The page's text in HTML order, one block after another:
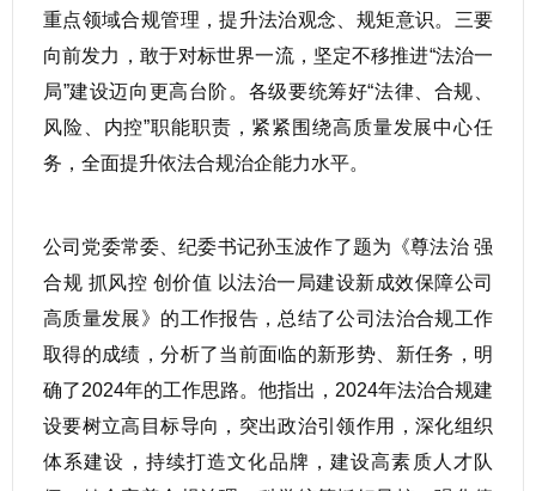
重点领域合规管理，提升法治观念、规矩意识。三要
向前发力，敢于对标世界一流，坚定不移推进“法治一
局”建设迈向更高台阶。各级要统筹好“法律、合规、
风险、内控”职能职责，紧紧围绕高质量发展中心任
务，全面提升依法合规治企能力水平。
公司党委常委、纪委书记孙玉波作了题为《尊法治 强
合规 抓风控 创价值 以法治一局建设新成效保障公司
高质量发展》的工作报告，总结了公司法治合规工作
取得的成绩，分析了当前面临的新形势、新任务，明
确了2024年的工作思路。他指出，2024年法治合规建
设要树立高目标导向，突出政治引领作用，深化组织
体系建设，持续打造文化品牌，建设高素质人才队